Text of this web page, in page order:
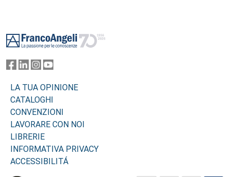
LA TUA OPINIONE
CATALOGHI
CONVENZIONI
LAVORARE CON NOI
LIBRERIE
INFORMATIVA PRIVACY
ACCESSIBILITÁ